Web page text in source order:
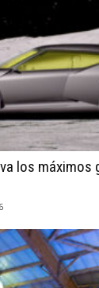
los máximos